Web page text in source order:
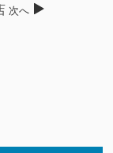
次へ